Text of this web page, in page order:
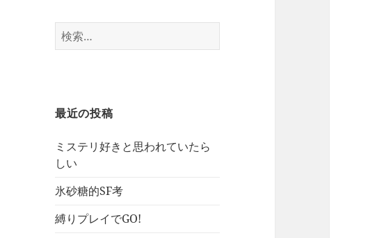
検
索:
最近の投稿
ミステリ好きと思われていたら
しい
氷砂糖的SF考
縛りプレイでGO!